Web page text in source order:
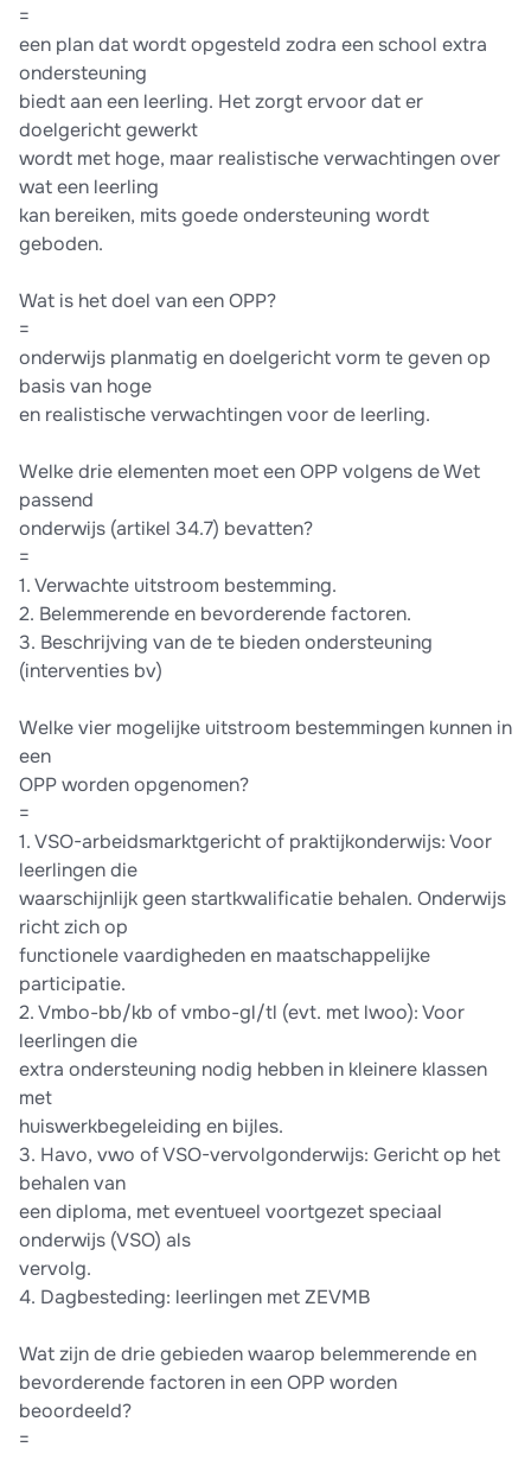
=
een plan dat wordt opgesteld zodra een school extra
ondersteuning
biedt aan een leerling. Het zorgt ervoor dat er
doelgericht gewerkt
wordt met hoge, maar realistische verwachtingen over
wat een leerling
kan bereiken, mits goede ondersteuning wordt
geboden.
Wat is het doel van een OPP?
=
onderwijs planmatig en doelgericht vorm te geven op
basis van hoge
en realistische verwachtingen voor de leerling.
Welke drie elementen moet een OPP volgens de Wet
passend
onderwijs (artikel 34.7) bevatten?
=
1. Verwachte uitstroom bestemming.
2. Belemmerende en bevorderende factoren.
3. Beschrijving van de te bieden ondersteuning
(interventies bv)
Welke vier mogelijke uitstroom bestemmingen kunnen in
een
OPP worden opgenomen?
=
1. VSO-arbeidsmarktgericht of praktijkonderwijs: Voor
leerlingen die
waarschijnlijk geen startkwalificatie behalen. Onderwijs
richt zich op
functionele vaardigheden en maatschappelijke
participatie.
2. Vmbo-bb/kb of vmbo-gl/tl (evt. met lwoo): Voor
leerlingen die
extra ondersteuning nodig hebben in kleinere klassen
met
huiswerkbegeleiding en bijles.
3. Havo, vwo of VSO-vervolgonderwijs: Gericht op het
behalen van
een diploma, met eventueel voortgezet speciaal
onderwijs (VSO) als
vervolg.
4. Dagbesteding: leerlingen met ZEVMB
Wat zijn de drie gebieden waarop belemmerende en
bevorderende factoren in een OPP worden
beoordeeld?
=